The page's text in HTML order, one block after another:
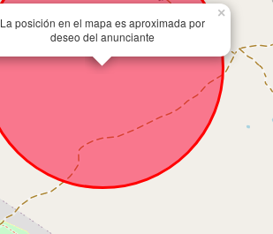
La posición en el mapa es aproximada por
deseo del anunciante
×